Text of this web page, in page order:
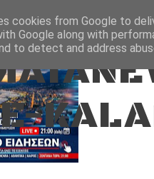
cookies from Google to
Google along with
to detect and address